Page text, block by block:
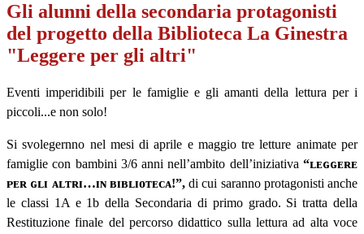
Gli alunni della secondaria protagonisti
del progetto della Biblioteca La Ginestra
"Leggere per gli altri"
Eventi imperidibili per le famiglie e gli amanti della lettura per i
piccoli...e non solo!
Si svolegernno nel mesi di aprile e maggio tre letture animate per
famiglie con bambini 3/6 anni nell’ambito dell’iniziativa“ʟᴇɢɢᴇʀᴇ
ᴘᴇʀ ɢʟɪ ᴀʟᴛʀɪ…ɪɴ ʙɪʙʟɪᴏᴛᴇᴄᴀ!”,di cui saranno protagonisti anche
le classi 1A e 1b della Secondaria di primo grado. Si tratta della
Restituzione finale del percorso didattico sulla lettura ad alta voce